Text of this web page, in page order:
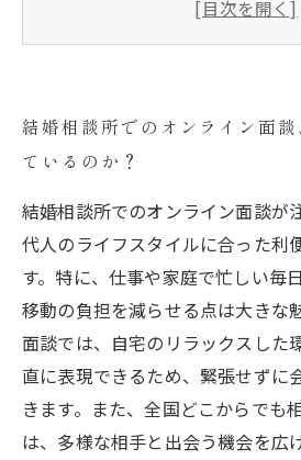
自宅でラクに面談！オンラ
リラックスした状態で、自
方法の新常識
オンライン面談を活用した成
チャンスを広げる
未来の出会いを変える！オ
的に取り入れてみよう
東京都で婚活をご検討
結婚相談所でのオンライン面
ているのか？
結婚相談所でのオンライン面談が
代人のライフスタイルに合った利
す。特に、仕事や家庭で忙しい毎
移動の負担を減らせる点は大きな
面談では、自宅のリラックスした
直に表現できるため、緊張せずに
きます。また、全国どこからでも
は、多様な相手と出会う機会を広